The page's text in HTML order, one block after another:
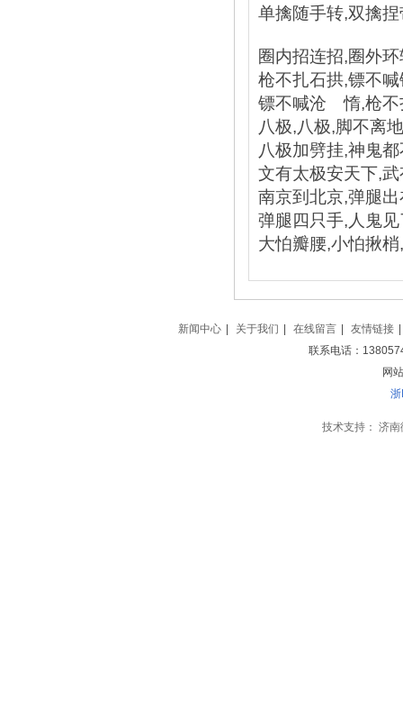
单擒随手转,双擒
圈内招连招,圈外
枪不扎石拱,镖不
镖不喊沧 惰,枪不
八极,八极,脚不离地
八极加劈挂,神鬼
文有太极安天下,
南京到北京,弹腿
弹腿四只手,人鬼
大怕瓣腰,小怕揪
新闻中心 关于我们 在线留言 友情链接
联系电话：
网
技术支持： 济南